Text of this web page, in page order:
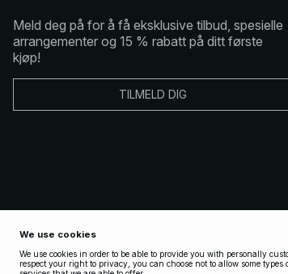
Meld deg på for å få eksklusive tilbud, spesielle
arrangementer og 15 % rabatt på ditt første
kjøp!
TILMELD DIG